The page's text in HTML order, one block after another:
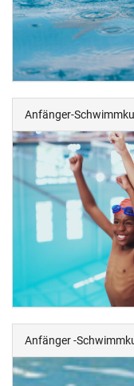
Anfänger-
Anfänger -